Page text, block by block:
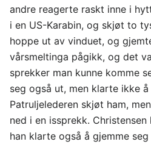
andre reagerte raskt inne i
i en US-Karabin, og skjøt to
hoppe ut av vinduet, og
vårsmeltinga pågikk, og det
sprekker man kunne komme
seg også ut, men klarte ikke
Patruljelederen skjøt ham,
ned i en issprekk.
han klarte også å gjemme